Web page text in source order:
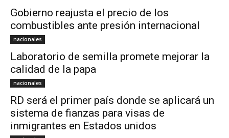
Gobierno reajusta el precio de los
combustibles ante presión internacional
nacionales
Laboratorio de semilla promete mejorar la
calidad de la papa
nacionales
RD será el primer país donde se aplicará un
sistema de fianzas para visas de
inmigrantes en Estados unidos